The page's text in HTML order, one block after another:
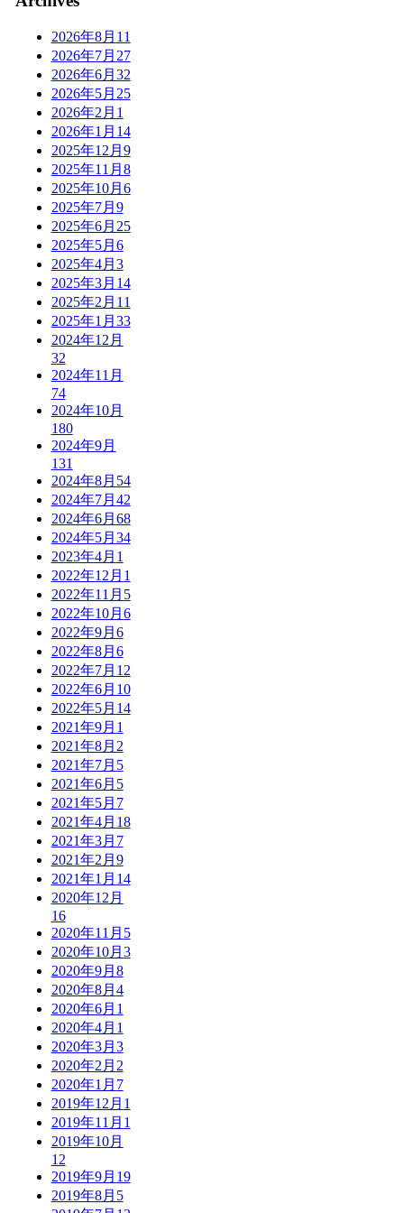
2026年8月 11
2026年7月 27
2026年6月 32
2026年5月 25
2026年2月 1
2026年1月 14
2025年12月 9
2025年11月 8
2025年10月 6
2025年7月 9
2025年6月 25
2025年5月 6
2025年4月 3
2025年3月 14
2025年2月 11
2025年1月 33
2024年12月
32
2024年11月
74
2024年10月
180
2024年9月
131
2024年8月 54
2024年7月 42
2024年6月 68
2024年5月 34
2023年4月 1
2022年12月 1
2022年11月 5
2022年10月 6
2022年9月 6
2022年8月 6
2022年7月 12
2022年6月 10
2022年5月 14
2021年9月 1
2021年8月 2
2021年7月 5
2021年6月 5
2021年5月 7
2021年4月 18
2021年3月 7
2021年2月 9
2021年1月 14
2020年12月
16
2020年11月 5
2020年10月 3
2020年9月 8
2020年8月 4
2020年6月 1
2020年4月 1
2020年3月 3
2020年2月 2
2020年1月 7
2019年12月 1
2019年11月 1
2019年10月
12
2019年9月 19
2019年8月 5